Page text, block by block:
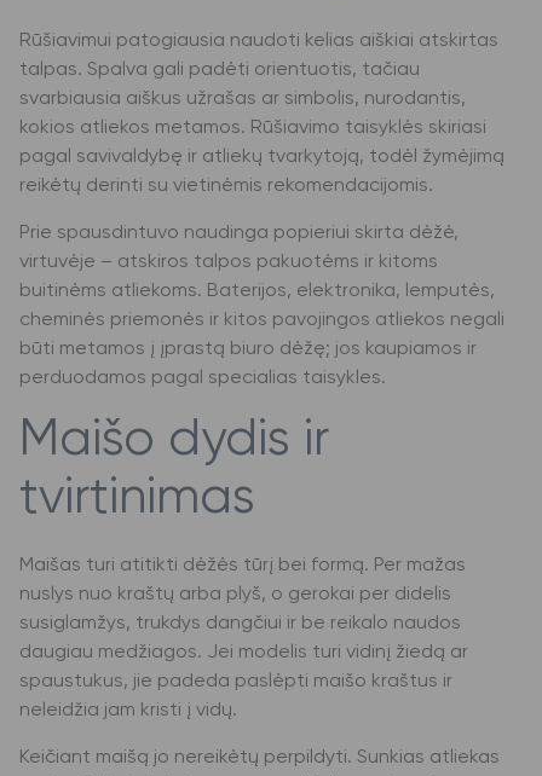
Rūšiavimui patogiausia naudoti kelias aiškiai atskirtas
talpas. Spalva gali padėti orientuotis, tačiau
svarbiausia aiškus užrašas ar simbolis, nurodantis,
kokios atliekos metamos. Rūšiavimo taisyklės skiriasi
pagal savivaldybę ir atliekų tvarkytoją, todėl žymėjimą
reikėtų derinti su vietinėmis rekomendacijomis.
Prie spausdintuvo naudinga popieriui skirta dėžė,
virtuvėje – atskiros talpos pakuotėms ir kitoms
buitinėms atliekoms. Baterijos, elektronika, lemputės,
cheminės priemonės ir kitos pavojingos atliekos negali
būti metamos į įprastą biuro dėžę; jos kaupiamos ir
perduodamos pagal specialias taisykles.
Maišo dydis ir
tvirtinimas
Maišas turi atitikti dėžės tūrį bei formą. Per mažas
nuslys nuo kraštų arba plyš, o gerokai per didelis
susiglamžys, trukdys dangčiui ir be reikalo naudos
daugiau medžiagos. Jei modelis turi vidinį žiedą ar
spaustukus, jie padeda paslėpti maišo kraštus ir
neleidžia jam kristi į vidų.
Keičiant maišą jo nereikėtų perpildyti. Sunkias atliekas